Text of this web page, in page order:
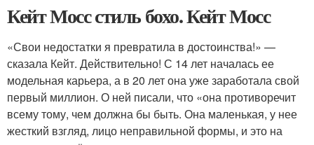
Кейт Мосс стиль бохо. Кейт Мосс
«Свои недостатки я превратила в достоинства!» —
сказала Кейт. Действительно! С 14 лет началась ее
модельная карьера, а в 20 лет она уже заработала свой
первый миллион. О ней писали, что «она противоречит
всему тому, чем должна бы быть. Она маленькая, у нее
жесткий взгляд, лицо неправильной формы, и это на